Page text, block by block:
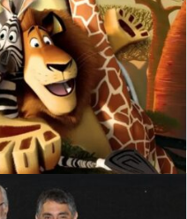
a la Comisión Arte y